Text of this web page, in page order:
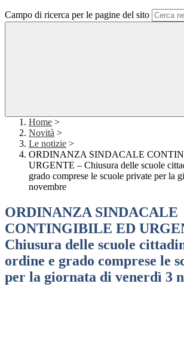
Campo di ricerca per le pagine del sito
Home >
Novità >
Le notizie >
ORDINANZA SINDACALE
URGENTE – Chiusura delle scuole
grado comprese le scuole private per la
novembre
ORDINANZA SINDACALE
CONTINGIBILE ED
Chiusura delle scuole
ordine e grado comprese le
per la giornata di venerdì 3